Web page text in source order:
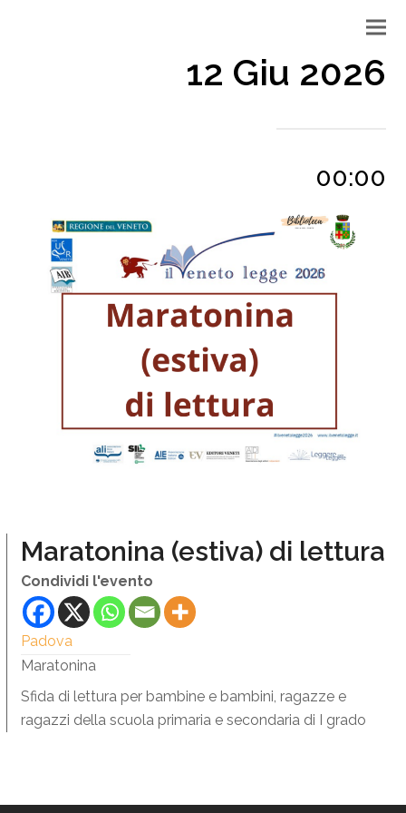
12 Giu 2026
00:00
Maratonina (estiva) di lettura
Condividi l'evento
Padova
Maratonina
Sfida di lettura per bambine e bambini, ragazze e
ragazzi della scuola primaria e secondaria di I grado